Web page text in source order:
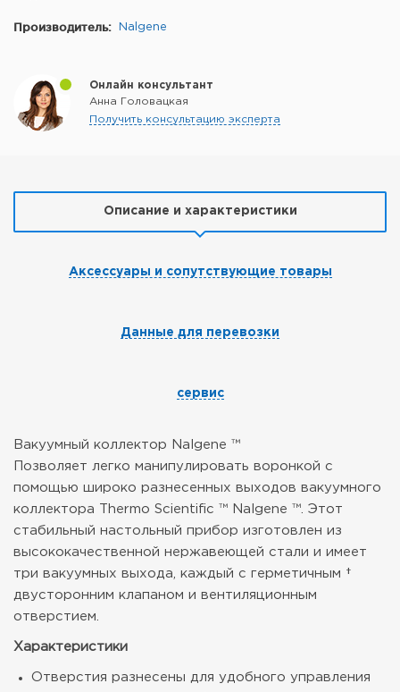
Производитель: Nalgene
Онлайн консультант
Анна Головацкая
Получить консультацию эксперта
Описание и характеристики
Аксессуары и сопутствующие товары
Данные для перевозки
сервис
Вакуумный коллектор Nalgene ™
Позволяет легко манипулировать воронкой с
помощью широко разнесенных выходов вакуумного
коллектора Thermo Scientific ™ Nalgene ™. Этот
стабильный настольный прибор изготовлен из
высококачественной нержавеющей стали и имеет
три вакуумных выхода, каждый с герметичным †
двусторонним клапаном и вентиляционным
отверстием.
Характеристики
Отверстия разнесены для удобного управления